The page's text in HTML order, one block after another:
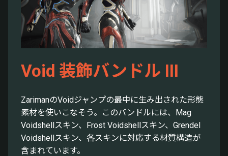
Void 装飾バンドル III
ZarimanのVoidジャンプの最中に生み出された形態
素材を使いこなそう。このバンドルには、Mag
Voidshellスキン、Frost Voidshellスキン、Grendel
Voidshellスキン、各スキンに対応する材質構造が
含まれています。